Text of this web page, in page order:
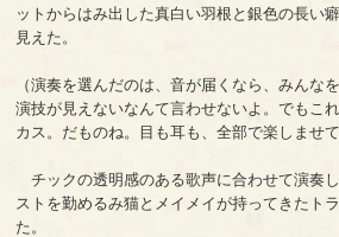
ットからはみ出した真白い羽根と銀色の長い
見えた。
（演奏を選んだのは、音が届くなら、みんな
演技が見えないなんて言わせないよ。でもこ
カス。だものね。目も耳も、全部で楽しませて
チックの透明感のある歌声に合わせて演奏
ストを勤めるみ猫とメイメイが持ってきたト
た。